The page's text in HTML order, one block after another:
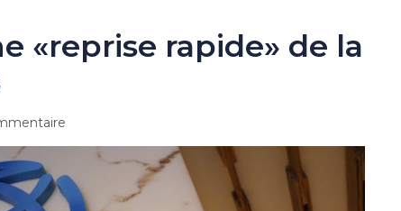
«reprise rapide» de la